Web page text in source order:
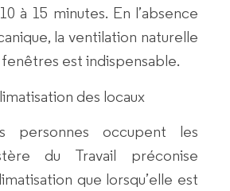
à 15 minutes. En l’absence
la ventilation naturelle
est indispensable.
des locaux
personnes occupent les
du Travail préconise
que lorsqu’elle est